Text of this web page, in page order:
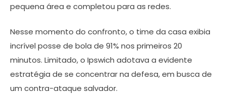
pequena área e completou para as redes.
Nesse momento do confronto, o time da casa exibia
incrível posse de bola de 91% nos primeiros 20
minutos. Limitado, o Ipswich adotava a evidente
estratégia de se concentrar na defesa, em busca de
um contra-ataque salvador.